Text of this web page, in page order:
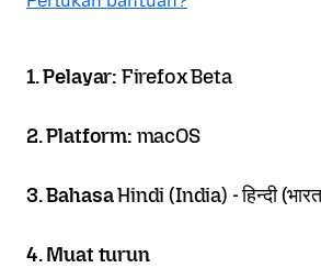
1. Pelayar: Firefox Beta
2. Platform: macOS
3. BahasaHindi (India) - हिन्दी
4. Muat turun